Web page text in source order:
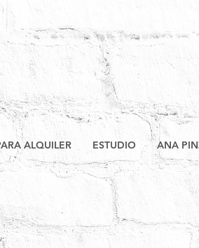
ALQUILER ESTUDIO ANA